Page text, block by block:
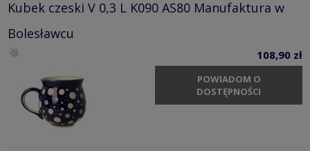
Kubek czeski V 0,3 L K090 AS80 Manufaktura w
Bolesławcu
108,90 zł
POWIADOM O
DOSTĘPNOŚCI